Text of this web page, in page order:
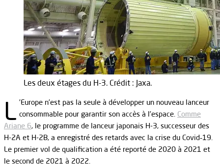
Les deux étages du H-3. Crédit : Jaxa.
L ’Europe n’est pas la seule à développer un nouveau lanceur
consommable pour garantir son accès à l’espace. Comme
Ariane 6, le programme de lanceur japonais H-3, successeur des
H-2A et H-2B, a enregistré des retards avec la crise du Covid‑19.
Le premier vol de qualification a été reporté de 2020 à 2021 et
le second de 2021 à 2022.